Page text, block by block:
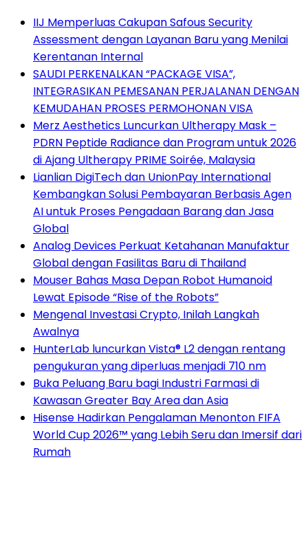
IIJ Memperluas Cakupan Safous Security
Assessment dengan Layanan Baru yang Menilai
Kerentanan Internal
SAUDI PERKENALKAN “PACKAGE VISA”,
INTEGRASIKAN PEMESANAN PERJALANAN DENGAN
KEMUDAHAN PROSES PERMOHONAN VISA
Merz Aesthetics Luncurkan Ultherapy Mask –
PDRN Peptide Radiance dan Program untuk 2026
di Ajang Ultherapy PRIME Soirée, Malaysia
Lianlian DigiTech dan UnionPay International
Kembangkan Solusi Pembayaran Berbasis Agen
AI untuk Proses Pengadaan Barang dan Jasa
Global
Analog Devices Perkuat Ketahanan Manufaktur
Global dengan Fasilitas Baru di Thailand
Mouser Bahas Masa Depan Robot Humanoid
Lewat Episode “Rise of the Robots”
Mengenal Investasi Crypto, Inilah Langkah
Awalnya
HunterLab luncurkan Vista® L2 dengan rentang
pengukuran yang diperluas menjadi 710 nm
Buka Peluang Baru bagi Industri Farmasi di
Kawasan Greater Bay Area dan Asia
Hisense Hadirkan Pengalaman Menonton FIFA
World Cup 2026™ yang Lebih Seru dan Imersif dari
Rumah